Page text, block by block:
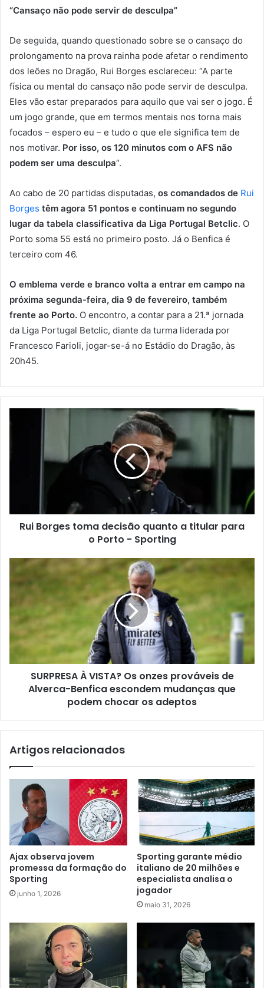
“Cansaço não pode servir de desculpa”
De seguida, quando questionado sobre se o cansaço do
prolongamento na prova rainha pode afetar o rendimento
dos leões no Dragão, Rui Borges esclareceu: “A parte
física ou mental do cansaço não pode servir de desculpa.
Eles vão estar preparados para aquilo que vai ser o jogo. É
um jogo grande, que em termos mentais nos torna mais
focados – espero eu – e tudo o que ele significa tem de
nos motivar. Por isso, os 120 minutos com o AFS não
podem ser uma desculpa“.
Ao cabo de 20 partidas disputadas, os comandados de Rui
Borges têm agora 51 pontos e continuam no segundo
lugar da tabela classificativa da Liga Portugal Betclic. O
Porto soma 55 está no primeiro posto. Já o Benfica é
terceiro com 46.
O emblema verde e branco volta a entrar em campo na
próxima segunda-feira, dia 9 de fevereiro, também
frente ao Porto. O encontro, a contar para a 21.ª jornada
da Liga Portugal Betclic, diante da turma liderada por
Francesco Farioli, jogar-se-á no Estádio do Dragão, às
20h45.
Rui Borges toma decisão quanto a titular para
o Porto - Sporting
SURPRESA À VISTA? Os onzes prováveis de
Alverca-Benfica escondem mudanças que
podem chocar os adeptos
Artigos relacionados
Ajax observa jovem
promessa da formação do
Sporting
junho 1, 2026
Sporting garante médio
italiano de 20 milhões e
especialista analisa o
jogador
maio 31, 2026